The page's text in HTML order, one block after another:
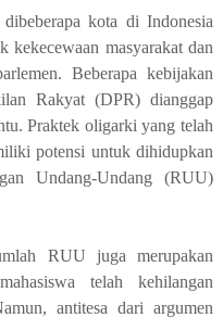
kota di Indonesia
kekecewaan masyarakat dan
Beberapa kebijakan
Rakyat (DPR) dianggap
Praktek oligarki yang telah
potensi untuk dihidupkan
Undang-Undang (RUU)
RUU juga merupakan
telah kehilangan
, antitesa dari argumen